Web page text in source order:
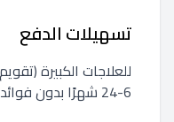
تسهيلات الدفع
للعلاجات الكبيرة
6-24 شهرًا بدون فوائد.